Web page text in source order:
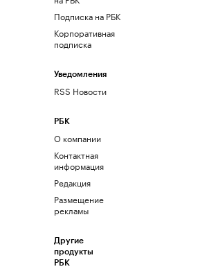
Подписка на РБК
Корпоративная
подписка
Уведомления
RSS Новости
РБК
О компании
Контактная
информация
Редакция
Размещение
рекламы
Другие
продукты
РБК